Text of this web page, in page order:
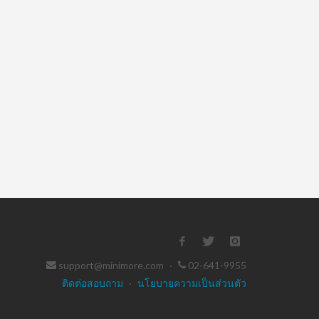
support@minimore.com ·
02-641-9955
ติดต่อสอบถาม · นโยบายความเป็นส่วนตัว